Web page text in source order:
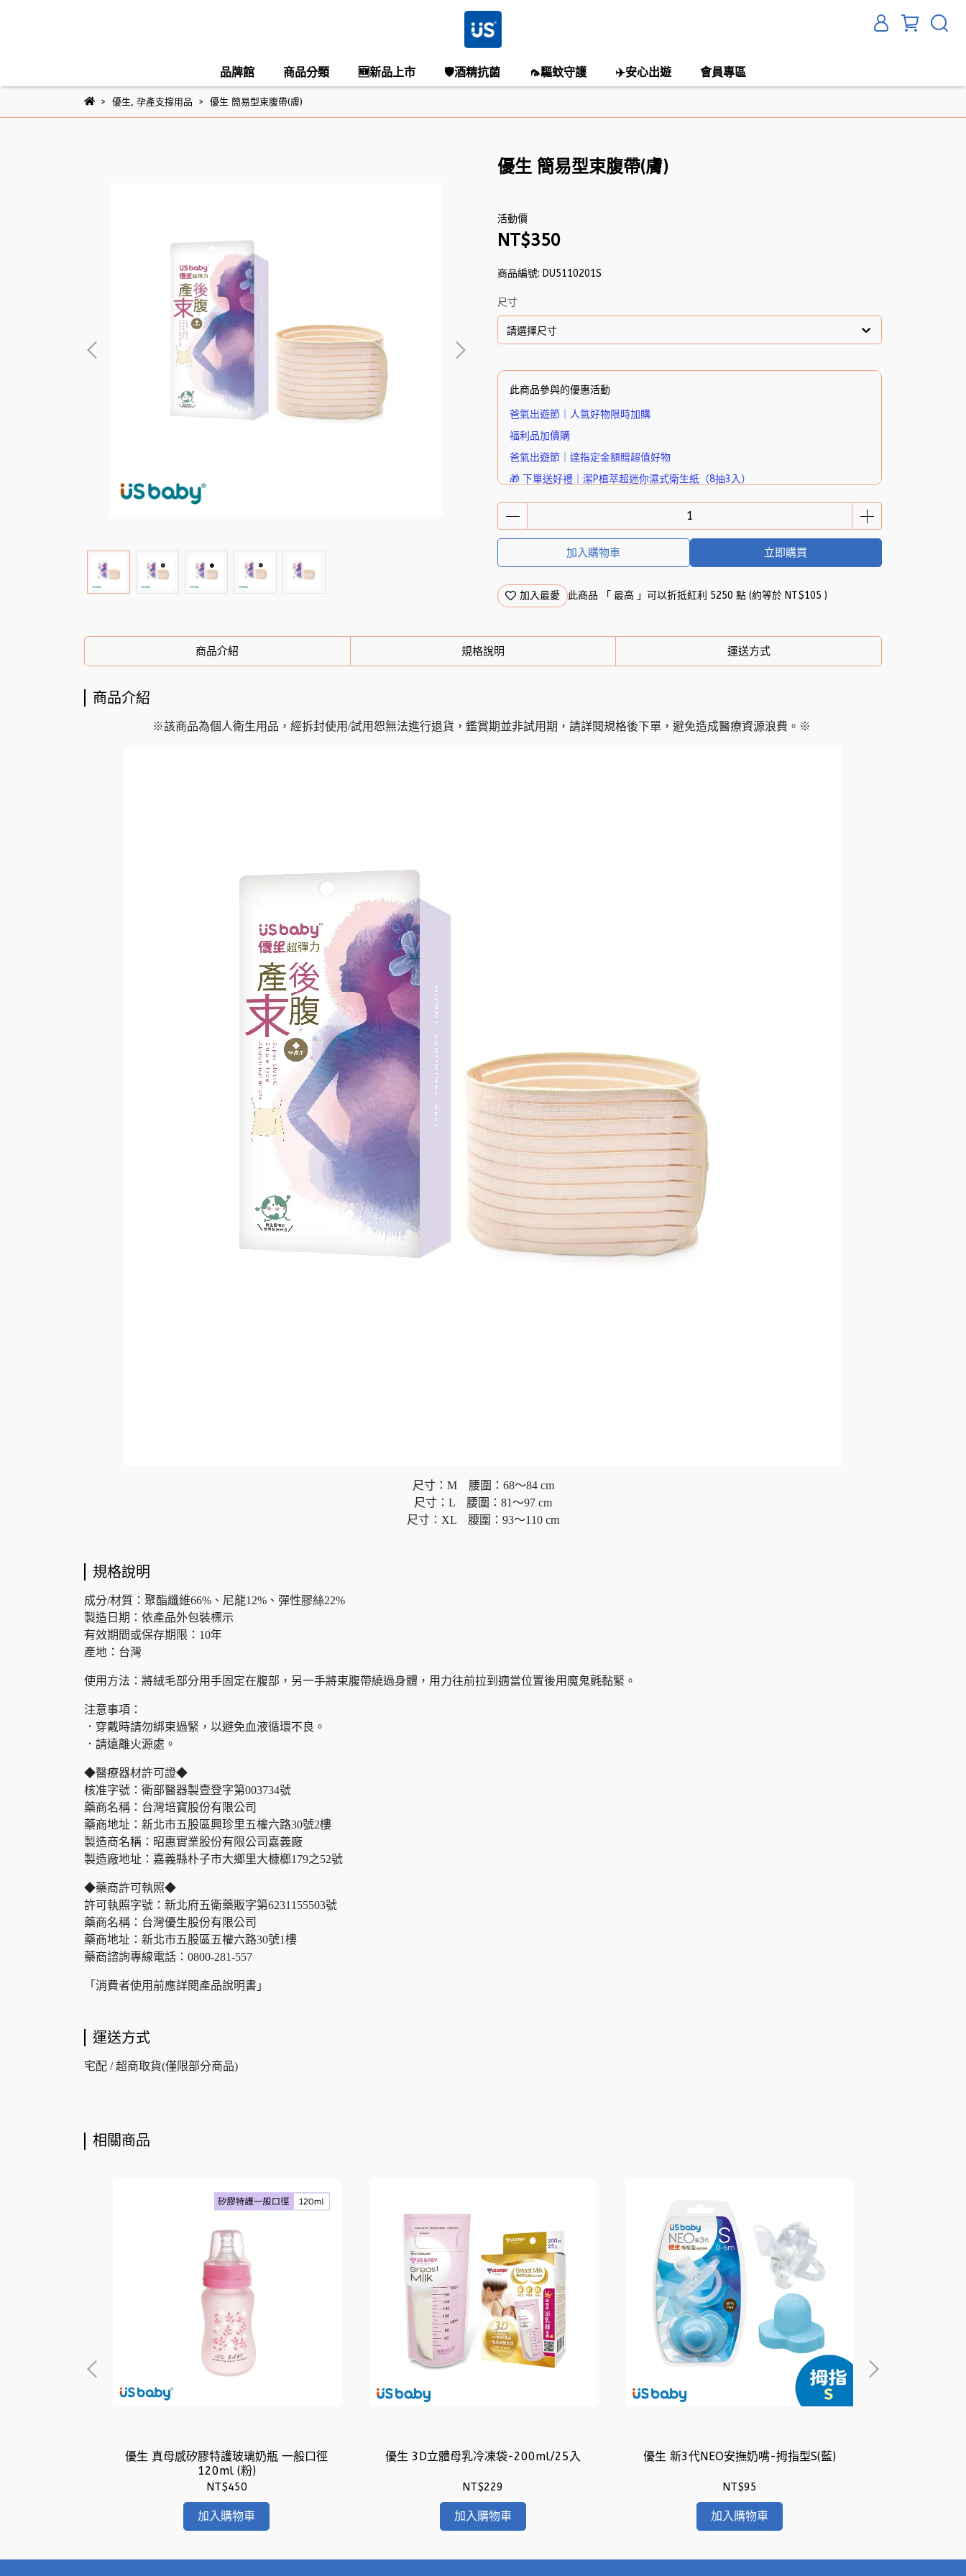
品牌館 商品分類 🆕新品上市 🛡️酒精抗菌 🦟驅蚊守護 ✈️安心出遊 會員專區
優生 孕產支撐用品 優生 簡易型束腹帶(膚)
優生 簡易型束腹帶(膚)
活動價
NT$350
商品編號: DU5110201S
尺寸
此商品參與的優惠活動
爸氣出遊節｜人氣好物限時加購
福利品加價購
爸氣出遊節｜達指定金額贈超值好物
🎁 下單送好禮｜潔P植萃超迷你濕式衛生紙（8抽3入）
加入購物車 立即購買
加入最愛 此商品 「 最高 」可以折抵紅利 5250 點 (約等於 NT$105 )
商品介紹 規格說明 運送方式
商品介紹
※該商品為個人衛生用品，經拆封使用/試用恕無法進行退貨，鑑賞期並非試用期，請詳閱規格後下單，避免造成醫療資源浪費。※
尺寸：M 腰圍：68～84 cm
尺寸：L 腰圍：81～97 cm
尺寸：XL 腰圍：93～110 cm
規格說明
成分/材質：聚酯纖維66%、尼龍12%、彈性膠絲22%
製造日期：依產品外包裝標示
有效期間或保存期限：10年
產地：台灣
使用方法：將絨毛部分用手固定在腹部，另一手將束腹帶繞過身體，用力往前拉到適當位置後用魔鬼氈黏緊。
注意事項：
．穿戴時請勿綁束過緊，以避免血液循環不良。
．請遠離火源處。
◆醫療器材許可證◆
核准字號：衛部醫器製壹登字第003734號
藥商名稱：台灣培寶股份有限公司
藥商地址：新北市五股區興珍里五權六路30號2樓
製造商名稱：昭惠實業股份有限公司嘉義廠
製造廠地址：嘉義縣朴子市大鄉里大槺榔179之52號
◆藥商許可執照◆
許可執照字號：新北府五衛藥販字第6231155503號
藥商名稱：台灣優生股份有限公司
藥商地址：新北市五股區五權六路30號1樓
藥商諮詢專線電話：0800-281-557
「消費者使用前應詳閱產品說明書」
運送方式
宅配 / 超商取貨(僅限部分商品)
相關商品
優生 真母感矽膠特護玻璃奶瓶 一般口徑
120ml (粉)
NT$450
加入購物車
優生 3D立體母乳冷凍袋-200ml/25入
NT$229
加入購物車
優生 新3代NEO安撫奶嘴-拇指型S(藍)
NT$95
加入購物車